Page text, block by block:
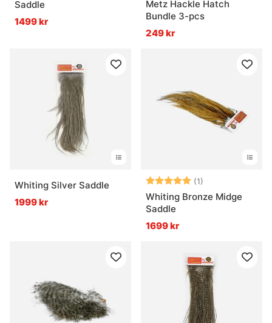
Saddle
1499 kr
Metz Hackle Hatch
Bundle 3-pcs
249 kr
Whiting Silver Saddle
1999 kr
Betyg: (1)
Whiting Bronze Midge
Saddle
1699 kr